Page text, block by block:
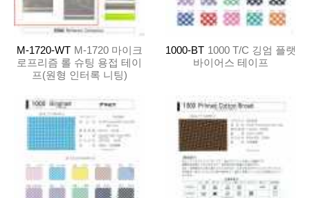
M-1720-WT M-1720 마이크
로프리즘 롤 슈팅 용접 테이
프(원형 인터록 니팅)
1000-BT 1000 T/C 깅엄 플랫
바이어스 테이프